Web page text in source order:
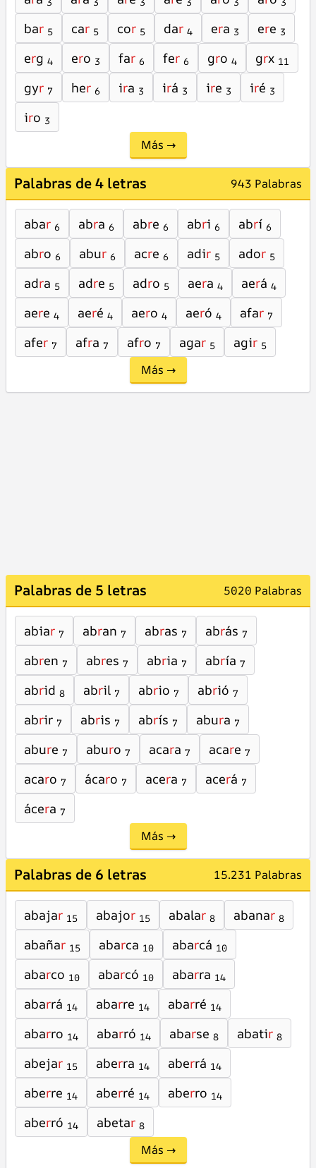
bar 5 car 5 cor 5 dar 4 era 3 ere 3
erg 4 ero 3 far 6 fer 6 gro 4 grx 11
gyr 7 her 6 ira 3 irá 3 ire 3 iré 3
iro 3
Más →
Palabras de 4 letras 943 Palabras
abar 6 abra 6 abre 6 abri 6 abrí 6
abro 6 abur 6 acre 6 adir 5 ador 5
adra 5 adre 5 adro 5 aera 4 aerá 4
aere 4 aeré 4 aero 4 aeró 4 afar 7
afer 7 afra 7 afro 7 agar 5 agir 5
Más →
Palabras de 5 letras 5020 Palabras
abiar 7 abran 7 abras 7 abrás 7
abren 7 abres 7 abria 7 abría 7
abrid 8 abril 7 abrio 7 abrió 7
abrir 7 abris 7 abrís 7 abura 7
abure 7 aburo 7 acara 7 acare 7
acaro 7 ácaro 7 acera 7 acerá 7
ácera 7
Más →
Palabras de 6 letras 15.231 Palabras
abajar 15 abajor 15 abalar 8 abanar 8
abañar 15 abarca 10 abarcá 10
abarco 10 abarcó 10 abarra 14
abarrá 14 abarre 14 abarré 14
abarro 14 abarró 14 abarse 8 abatir 8
abejar 15 aberra 14 aberrá 14
aberre 14 aberré 14 aberro 14
aberró 14 abetar 8
Más →